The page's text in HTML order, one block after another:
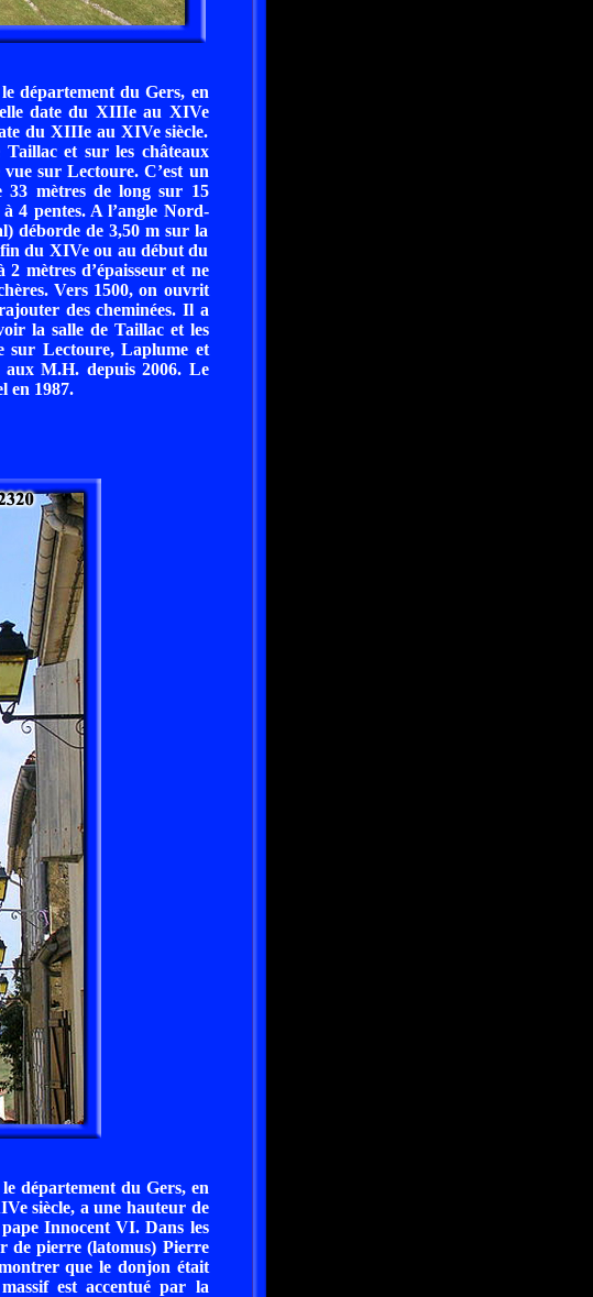
département du Gers, en
date du XIIIe au XIVe
du XIIIe au XIVe siècle.
et sur les châteaux
sur Lectoure. C’est un
33 mètres de long sur 15
4 pentes. A l’angle Nord-
déborde de 3,50 m sur la
du XIVe ou au début du
mètres d’épaisseur et ne
Vers 1500, on ouvrit
des cheminées. Il a
la salle de Taillac et les
sur Lectoure, Laplume et
aux M.H. depuis 2006. Le
en 1987.
département du Gers, en
siècle, a une hauteur de
Innocent VI. Dans les
de pierre (latomus) Pierre
que le donjon était
est accentué par la